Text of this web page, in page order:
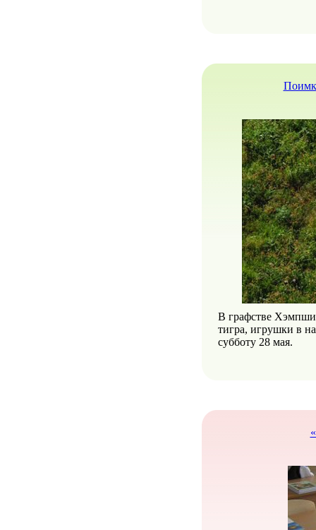
В графстве
тигра, игрушки в
субботу 28 мая.